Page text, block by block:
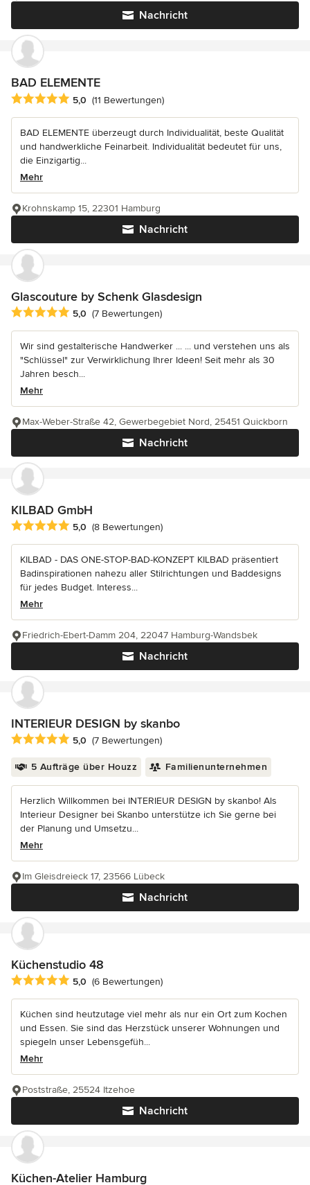
Nachricht
BAD ELEMENTE
Durchschnittliche Bewertung: 5 von 5 Sternen
5,0 (11 Bewertungen)
BAD ELEMENTE überzeugt durch Individualität, beste Qualität
und handwerkliche Feinarbeit. Individualität bedeutet für uns,
die Einzigartig...
Mehr
Nachricht
Krohnskamp 15, 22301 Hamburg
Glascouture by Schenk Glasdesign
Durchschnittliche Bewertung: 5 von 5 Sternen
5,0 (7 Bewertungen)
Wir sind gestalterische Handwerker ... ... und verstehen uns als
"Schlüssel" zur Verwirklichung Ihrer Ideen! Seit mehr als 30
Jahren besch...
Mehr
Nachricht
Max-Weber-Straße 42, Gewerbegebiet Nord, 25451 Quickborn
KILBAD GmbH
Durchschnittliche Bewertung: 5 von 5 Sternen
5,0 (8 Bewertungen)
KILBAD - DAS ONE-STOP-BAD-KONZEPT KILBAD präsentiert
Badinspirationen nahezu aller Stilrichtungen und Baddesigns
für jedes Budget. Interess...
Mehr
Nachricht
Friedrich-Ebert-Damm 204, 22047 Hamburg-Wandsbek
INTERIEUR DESIGN by skanbo
Durchschnittliche Bewertung: 5 von 5 Sternen
5,0 (7 Bewertungen)
5 Aufträge über Houzz Familienunternehmen
Herzlich Willkommen bei INTERIEUR DESIGN by skanbo! Als
Interieur Designer bei Skanbo unterstütze ich Sie gerne bei
der Planung und Umsetzu...
Mehr
Nachricht
Im Gleisdreieck 17, 23566 Lübeck
Küchenstudio 48
Durchschnittliche Bewertung: 5 von 5 Sternen
5,0 (6 Bewertungen)
Küchen sind heutzutage viel mehr als nur ein Ort zum Kochen
und Essen. Sie sind das Herzstück unserer Wohnungen und
spiegeln unser Lebensgefüh...
Mehr
Nachricht
Poststraße, 25524 Itzehoe
Küchen-Atelier Hamburg